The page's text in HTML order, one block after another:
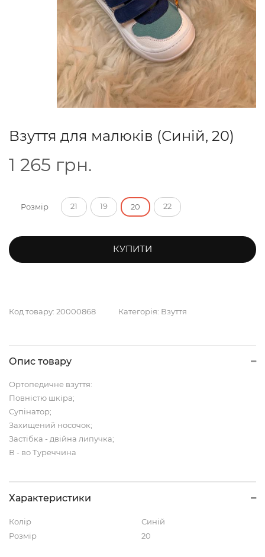
Взуття для малюків (Синій, 20)
1 265 грн.
Розмір 21 19 20 22
КУПИТИ
Код товару: 20000868 Категорія: Взуття
Опис товару
Ортопедичне взуття:
Повністю шкіра;
Супінатор;
Захищений носочок;
Застібка - двійна липучка;
В - во Туреччина
Характеристики
Колір
Синій
Розмір
20